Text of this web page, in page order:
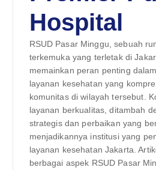
Hospital
RSUD Pasar Minggu, sebuah
terkemuka yang terletak di
memainkan peran penting
layanan kesehatan yang
komunitas di wilayah tersebut.
layanan berkualitas, ditambah
strategis dan perbaikan yang
menjadikannya institusi yang
layanan kesehatan Jakarta.
berbagai aspek RSUD Pasar